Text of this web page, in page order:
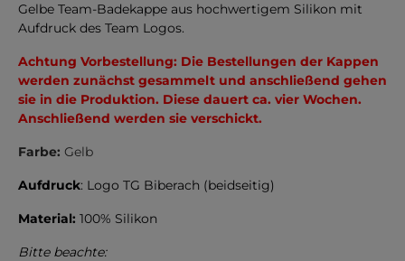
Gelbe Team-Badekappe aus hochwertigem Silikon mit
Aufdruck des Team Logos.
Achtung Vorbestellung: Die Bestellungen der Kappen
werden zunächst gesammelt und anschließend gehen
sie in die Produktion. Diese dauert ca. vier Wochen.
Anschließend werden sie verschickt.
Farbe: Gelb
Aufdruck: Logo TG Biberach (beidseitig)
Material: 100% Silikon
Bitte beachte: